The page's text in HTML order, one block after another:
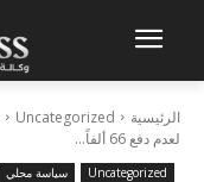
الرئيسية Uncategorized
لعدم دفع 66 ألفاً...
Uncategorized سياسة محلي